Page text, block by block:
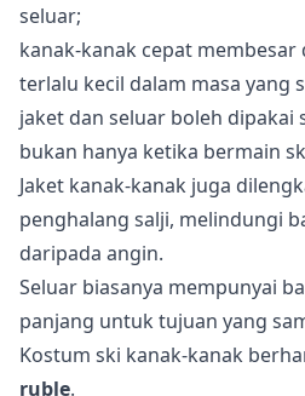
seluar;
kanak-kanak cepat
terlalu kecil dalam masa yang
jaket dan seluar boleh dipakai
bukan hanya ketika bermain
Jaket kanak-kanak juga
penghalang salji, melindungi
daripada angin.
Seluar biasanya mempunyai
panjang untuk tujuan yang
Kostum ski kanak-kanak
ruble.